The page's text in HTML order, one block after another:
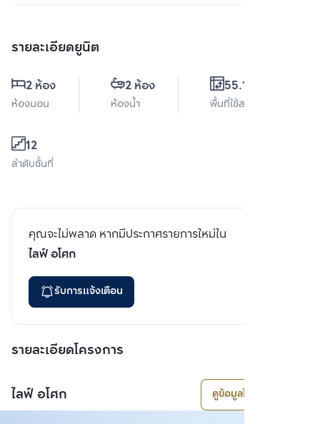
รายละเอียดยูนิต
2 ห้อง
ห้องนอน
2 ห้อง
ห้องน้ำ
55.12 ตร.ม.
พื้นที่ใช้สอย
12
ลำดับชั้นที่
คุณจะไม่พลาด หากมีประกาศรายการใหม่ใน
ไลฟ์ อโศก
รับการแจ้งเตือน
รายละเอียดโครงการ
ไลฟ์ อโศก ดูข้อมูลโครงการ